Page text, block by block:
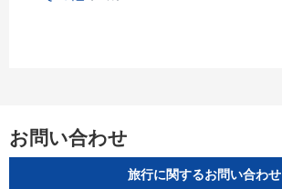
お問い合わせ
旅行に関するお問い合わせ